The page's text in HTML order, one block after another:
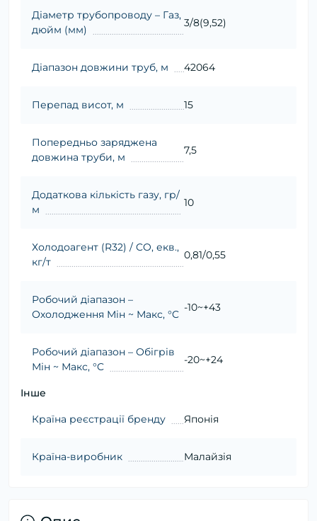
Діаметр трубопроводу – Газ,
дюйм (мм)
3/8(9,52)
Діапазон довжини труб, м 42064
Перепад висот, м 15
Попередньо заряджена
довжина труби, м
7,5
Додаткова кількість газу, гр/
м
10
Холодоагент (R32) / CO, екв.,
кг/т
0,81/0,55
Робочий діапазон –
Охолодження Мін ~ Макс, °C
-10~+43
Робочий діапазон – Обігрів
Мін ~ Макс, °C
-20~+24
Інше
Країна реєстрації бренду Японія
Країна-виробник Малайзія